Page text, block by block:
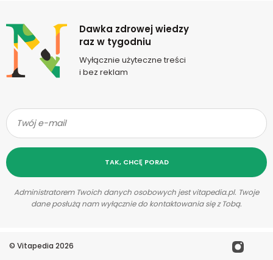
Dawka zdrowej wiedzy
raz w tygodniu
Wyłącznie użyteczne treści
i bez reklam
TAK, CHCĘ PORAD
Administratorem Twoich danych osobowych jest vitapedia.pl. Twoje
dane posłużą nam wyłącznie do kontaktowania się z Tobą.
© Vitapedia 2026